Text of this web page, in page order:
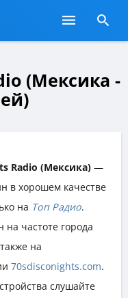
(Мексика -
Radio (Мексика) —
в хорошем качестве
на Топ Радио.
на частоте города
на
70sdisconights.com.
слушайте